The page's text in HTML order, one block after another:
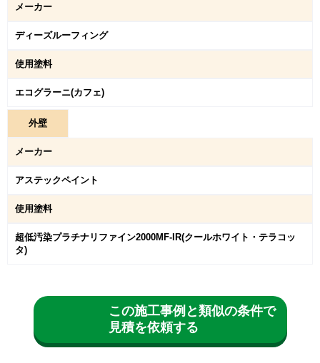
メーカー
ディーズルーフィング
使用塗料
エコグラーニ(カフェ)
外壁
メーカー
アステックペイント
使用塗料
超低汚染プラチナリファイン2000MF-IR(クールホワイト・テラコッ
タ)
この施工事例と類似の条件で
見積を依頼する